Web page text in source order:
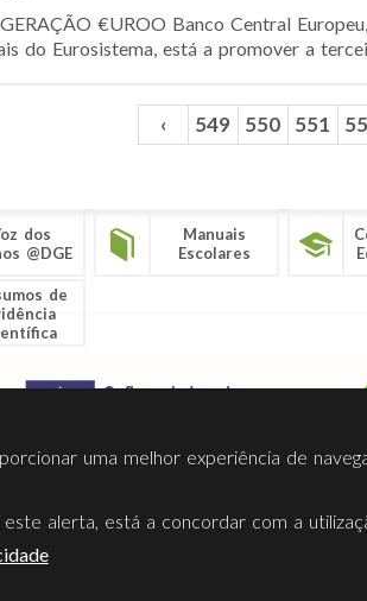
€URO​ O Banco Central
do Eurosistema, está a promover a
‹ 549 550 551
dos
@DGE
Manuais
Escolares
de
Termos Utilização Contactos Ligações
uma melhor experiência de
alerta, está a concordar com a